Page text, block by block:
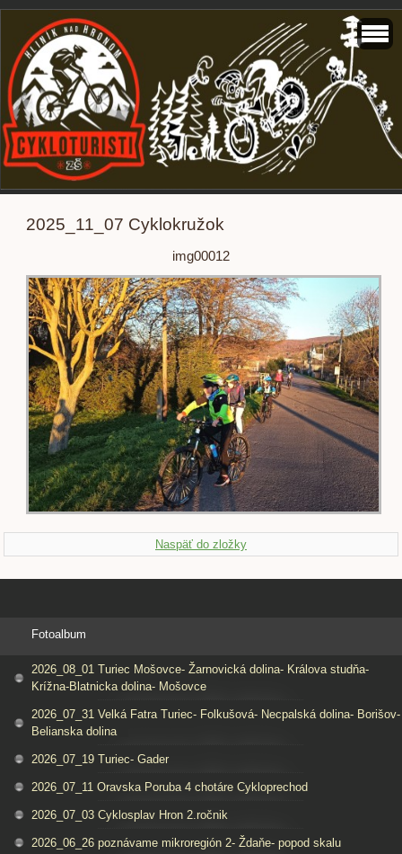
2025_11_07 Cyklokružok
img00012
Naspäť do zložky
Fotoalbum
2026_08_01 Turiec Mošovce- Žarnovická dolina- Králova studňa-
Krížna-Blatnicka dolina- Mošovce
2026_07_31 Velká Fatra Turiec- Folkušová- Necpalská dolina- Borišov-
Belianska dolina
2026_07_19 Turiec- Gader
2026_07_11 Oravska Poruba 4 chotáre Cykloprechod
2026_07_03 Cyklosplav Hron 2.ročnik
2026_06_26 poznávame mikroregión 2- Ždaňe- popod skalu